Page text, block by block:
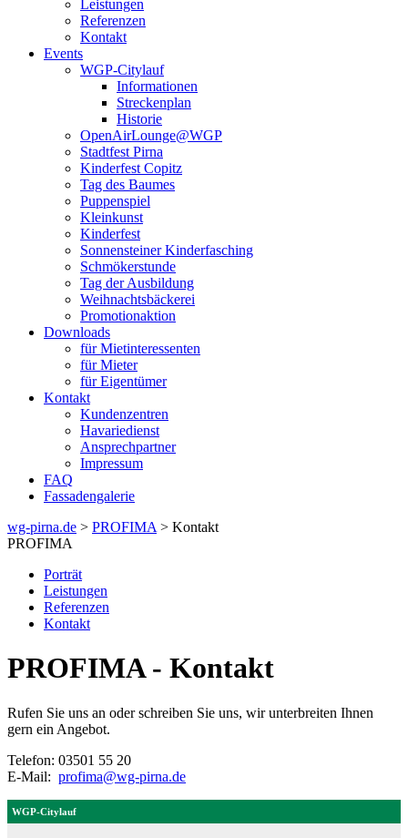
Leistungen
Referenzen
Kontakt
Events
WGP-Citylauf
Informationen
Streckenplan
Historie
OpenAirLounge@WGP
Stadtfest Pirna
Kinderfest Copitz
Tag des Baumes
Puppenspiel
Kleinkunst
Kinderfest
Sonnensteiner Kinderfasching
Schmökerstunde
Tag der Ausbildung
Weihnachtsbäckerei
Promotionaktion
Downloads
für Mietinteressenten
für Mieter
für Eigentümer
Kontakt
Kundenzentren
Havariedienst
Ansprechpartner
Impressum
FAQ
Fassadengalerie
wg-pirna.de > PROFIMA > Kontakt
PROFIMA
Porträt
Leistungen
Referenzen
Kontakt
PROFIMA - Kontakt
Rufen Sie uns an oder schreiben Sie uns, wir unterbreiten Ihnen
gern ein Angebot.
Telefon: 03501 55 20
E-Mail: profima@wg-pirna.de
WGP-Citylauf